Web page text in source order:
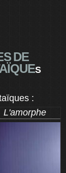
DE
S
:
L'amorphe